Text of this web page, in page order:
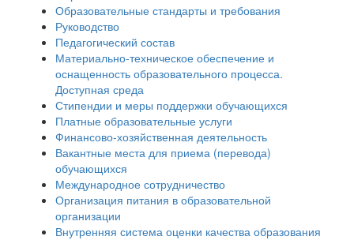
Образовательные стандарты и требования
Руководство
Педагогический состав
Материально-техническое обеспечение и
оснащенность образовательного процесса.
Доступная среда
Стипендии и меры поддержки обучающихся
Платные образовательные услуги
Финансово-хозяйственная деятельность
Вакантные места для приема (перевода)
обучающихся
Международное сотрудничество
Организация питания в образовательной
организации
Внутренняя система оценки качества образования